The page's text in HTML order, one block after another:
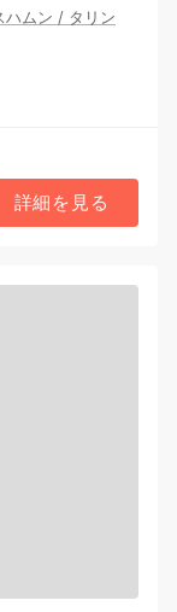
ハムン / タリン
詳細を見る